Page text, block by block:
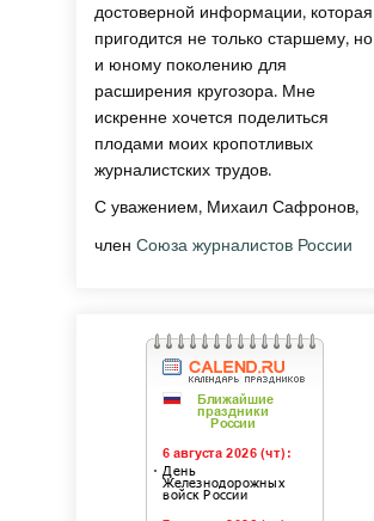
достоверной информации, которая
пригодится не только старшему, но
и юному поколению для
расширения кругозора. Мне
искренне хочется поделиться
плодами моих кропотливых
журналистских трудов.
С уважением, Михаил Сафронов,
членСоюза журналистов России